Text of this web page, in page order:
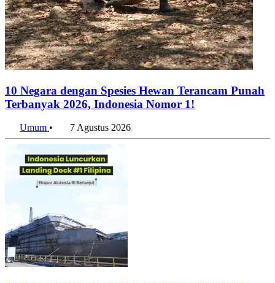
10 Negara dengan Spesies Hewan Terancam Punah
Terbanyak 2026, Indonesia Nomor 1!
Umum• 7 Agustus 2026